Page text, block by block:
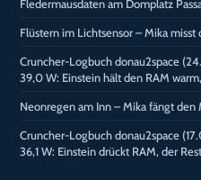
Fledermausdaten am Domplatz
Flüstern im Lichtsensor – Mika misst
Cruncher-Logbuch donau2space
39,0 W: Einstein hält den RAM
Neonregen am Inn – Mika fängt den
Cruncher-Logbuch donau2space
36,1 W: Einstein drückt RAM, der